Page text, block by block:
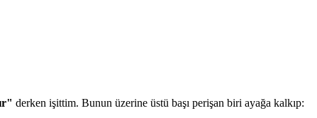
derken işittim. Bunun üzerine üstü başı perişan biri ayağa kalkıp: